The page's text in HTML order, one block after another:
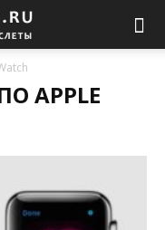
APPLE